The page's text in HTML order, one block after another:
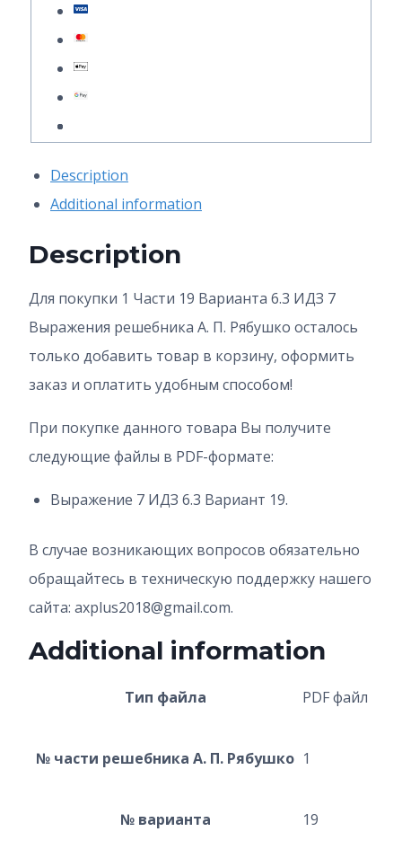
Выражение
П.
Рябушко
quantity
Description
Additional information
Description
Для покупки 1 Части 19 Варианта 6.3 ИДЗ 7
Выражения решебника А. П. Рябушко осталось
только добавить товар в корзину, оформить
заказ и оплатить удобным способом!
При покупке данного товара Вы получите
следующие файлы в PDF-формате:
Выражение 7 ИДЗ 6.3 Вариант 19.
В случае возникающих вопросов обязательно
обращайтесь в техническую поддержку нашего
сайта: axplus2018@gmail.com.
Additional information
Тип файла PDF файл
№ части решебника А. П. Рябушко 1
№ варианта 19